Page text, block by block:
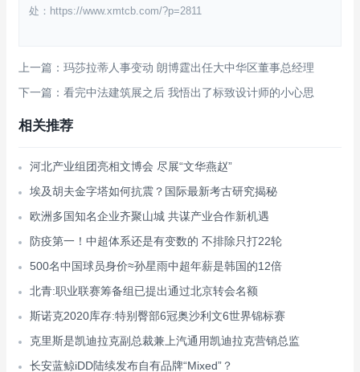
处：https://www.xmtcb.com/?p=2811
上一篇：玛莎拉蒂人事变动 朗博霆出任大中华区董事总经理
下一篇：看完中法建筑展之后 我悟出了标致设计师的小心思
相关推荐
河北产业组团亮相文博会 尽展“文华燕赵”
埃及胡夫金字塔如何抗震？国际最新考古研究揭秘
欧洲多国知名企业齐聚山城 共谋产业合作新机遇
防疫第一！中超体系还是有变数的 不排除只打22轮
500名中国球员身价≈孙星雨中超年薪是韩国的12倍
北青:职业联赛筹备组已提出通过北京转会名额
斯诺克2020库存:特别臀部6冠奥沙利文6世界锦标赛
克里斯是凯迪拉克副总裁兼上汽通用凯迪拉克营销总监
长安蓝鲸iDD陆续发布自有品牌“Mixed”？